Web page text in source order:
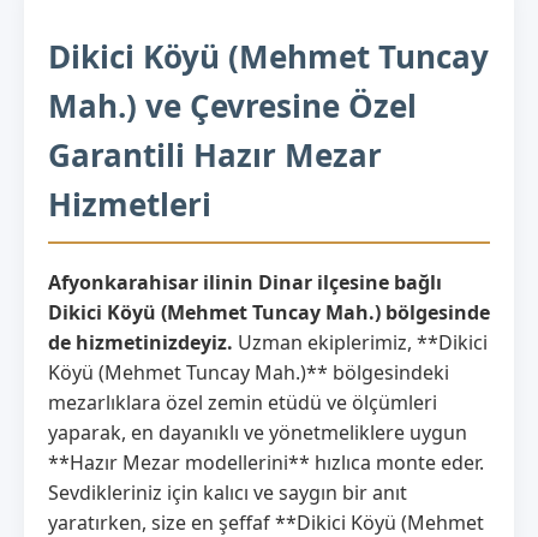
Dikici Köyü (Mehmet Tuncay
Mah.) ve Çevresine Özel
Garantili Hazır Mezar
Hizmetleri
Afyonkarahisar ilinin Dinar ilçesine bağlı
Dikici Köyü (Mehmet Tuncay Mah.) bölgesinde
de hizmetinizdeyiz. Uzman ekiplerimiz, **Dikici
Köyü (Mehmet Tuncay Mah.)** bölgesindeki
mezarlıklara özel zemin etüdü ve ölçümleri
yaparak, en dayanıklı ve yönetmeliklere uygun
**Hazır Mezar modellerini** hızlıca monte eder.
Sevdikleriniz için kalıcı ve saygın bir anıt
yaratırken, size en şeffaf **Dikici Köyü (Mehmet